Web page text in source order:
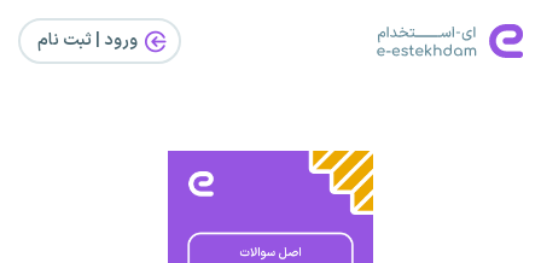
ورود | ثبت‌ نام